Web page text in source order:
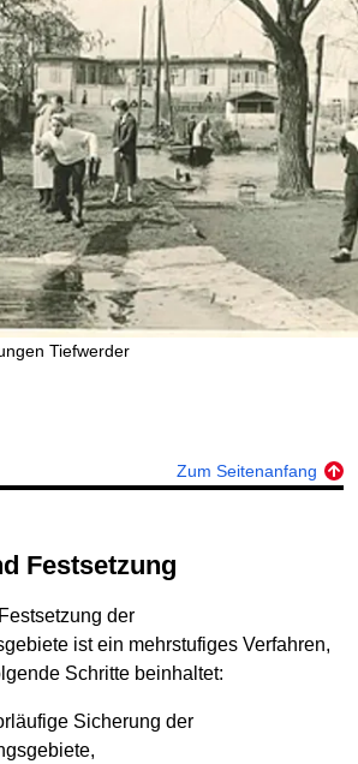
Tiefwerder
Zum Seitenanfang
Festsetzung
der
ist ein mehrstufiges Verfahren,
Schritte beinhaltet:
Sicherung der